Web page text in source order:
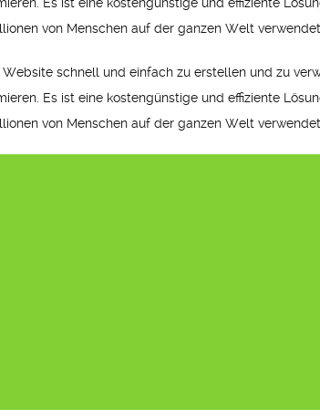
von Menschen auf der ganzen Welt verwendet
schnell und einfach zu erstellen und zu
Es ist eine kostengünstige und effiziente
von Menschen auf der ganzen Welt verwendet